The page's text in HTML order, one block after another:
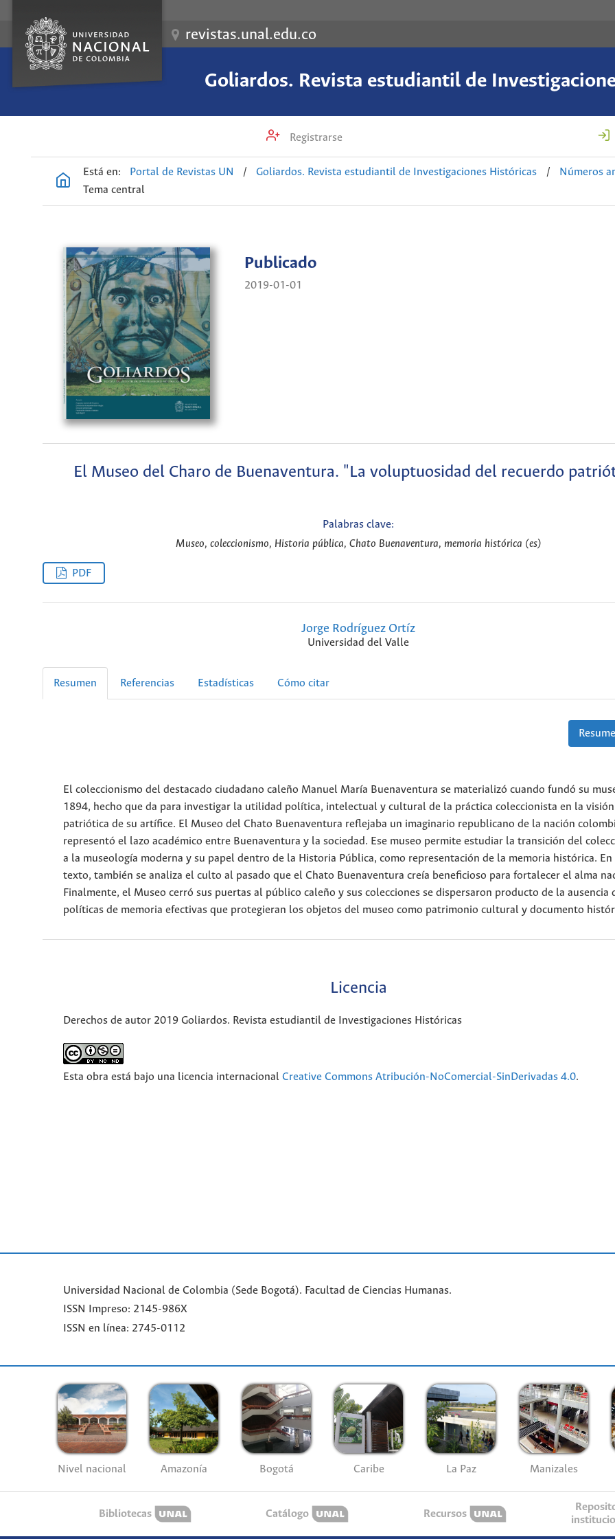
revistas.unal.edu.co
Goliardos. Revista estudiantil de
Registrarse
Está en: Portal de Revistas UN / Goliardos. Revista estudiantil de Investigaciones Históricas / Números
Tema central
Publicado
2019-01-01
El Museo del Charo de Buenaventura. "La voluptuosidad del recuerdo
Palabras clave:
Museo, coleccionismo, Historia pública, Chato Buenaventura, memoria histórica (es)
PDF
Jorge Rodríguez Ortíz
Universidad del Valle
Resumen Referencias Estadísticas Cómo citar
El coleccionismo del destacado ciudadano caleño Manuel María Buenaventura se materializó cuando fundó su
1894, hecho que da para investigar la utilidad política, intelectual y cultural de la práctica coleccionista en la visión
patriótica de su artífice. El Museo del Chato Buenaventura reflejaba un imaginario republicano de la nación
representó el lazo académico entre Buenaventura y la sociedad. Ese museo permite estudiar la transición del
a la museología moderna y su papel dentro de la Historia Pública, como representación de la memoria histórica. En
texto, también se analiza el culto al pasado que el Chato Buenaventura creía beneficioso para fortalecer el alma
Finalmente, el Museo cerró sus puertas al público caleño y sus colecciones se dispersaron producto de la ausencia
políticas de memoria efectivas que protegieran los objetos del museo como patrimonio cultural y documento
Licencia
Derechos de autor 2019 Goliardos. Revista estudiantil de Investigaciones Históricas
Esta obra está bajo una licencia internacional Creative Commons Atribución-NoComercial-SinDerivadas 4.0.
Universidad Nacional de Colombia (Sede Bogotá). Facultad de Ciencias Humanas.
ISSN Impreso: 2145-986X
ISSN en línea: 2745-0112
Nivel nacional Amazonía Bogotá Caribe La Paz Manizales
Bibliotecas Catálogo Recursos